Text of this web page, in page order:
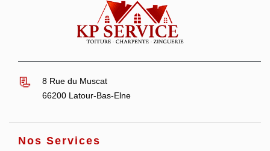
8 Rue du Muscat
66200 Latour-Bas-Elne
Nos Services